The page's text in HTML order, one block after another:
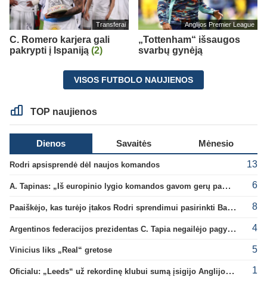
Transferai
C. Romero karjera gali
pakrypti į Ispaniją (2)
Anglijos Premier League
„Tottenham“ išsaugos
svarbų gynėją
VISOS FUTBOLO NAUJIENOS
TOP naujienos
Dienos Savaitės Mėnesio
Rodri apsisprendė dėl naujos komandos 13
A. Tapinas: „Iš europinio lygio komandos gavom gerų pamokų“ 6
Paaiškėjo, kas turėjo įtakos Rodri sprendimui pasirinkti Barselonos pusę 8
Argentinos federacijos prezidentas C. Tapia negailėjo pagyrų G. Infantino 4
Vinicius liks „Real“ gretose 5
Oficialu: „Leeds“ už rekordinę klubui sumą įsigijo Anglijos rinktinės vartininką 1